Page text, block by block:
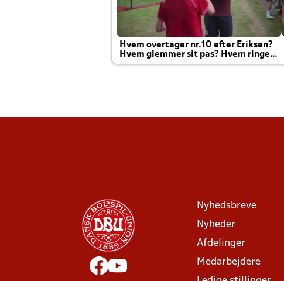
Hvem overtager nr.10 efter Eriksen?
Hvem glemmer sit pas? Hvem ringer
Joachim altid til efter kampe?
Nyhedsbreve
Nyheder
Afdelinger
Medarbejdere